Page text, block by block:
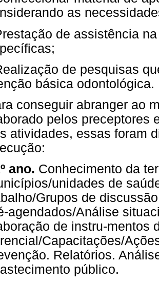
as
de assistência
de pesquisas
básica odontológica.
conseguir abranger ao
pelos preceptores
atividades, essas foram
ano. Conhecimento da
unidades de
Grupos de
agendados/Análise
de instru-mentos
Capacitações/
Relatórios.
público.